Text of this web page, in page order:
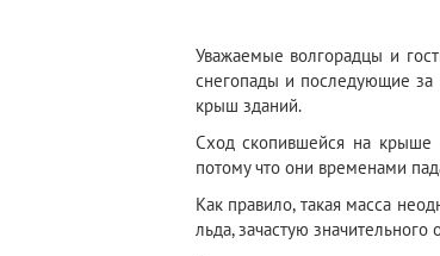
Уважаемые волгорадцы и
снегопады и последующие за
крыш зданий.
Сход скопившейся на крыше
потому что они временами
Как правило, такая масса
льда, зачастую